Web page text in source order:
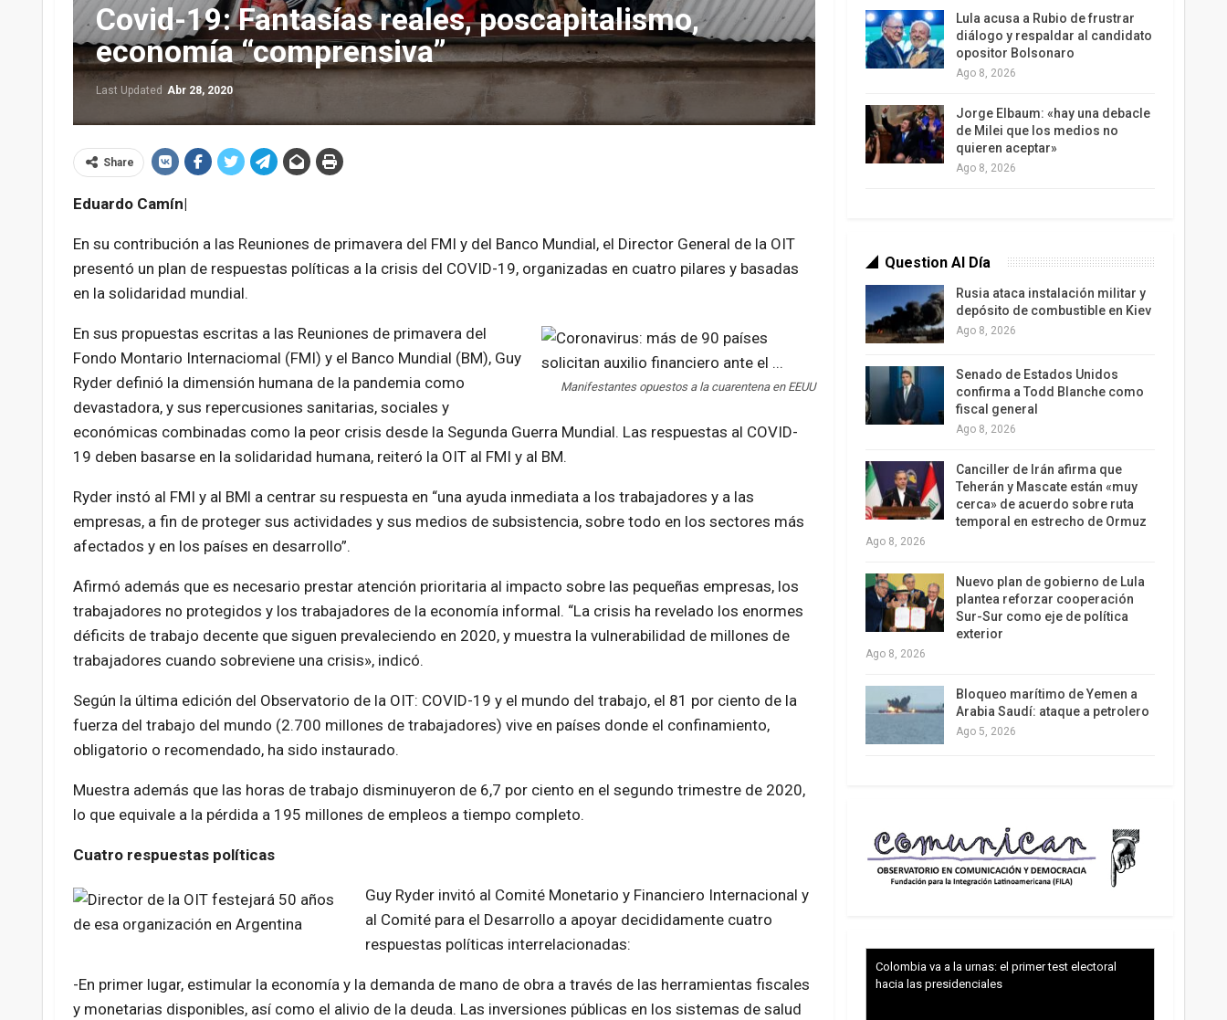
Covid-19: Fantasías reales, poscapitalismo,
economía “comprensiva”
Last Updated Abr 28, 2020
Share
Eduardo Camín|
En su contribución a las Reuniones de primavera del FMI y del Banco Mundial, el Director General de la OIT
presentó un plan de respuestas políticas a la crisis del COVID-19, organizadas en cuatro pilares y basadas
en la solidaridad mundial.
Manifestantes opuestos a la cuarentena en EEUU
En sus propuestas escritas a las Reuniones de primavera del
Fondo Montario Internaciomal (FMI) y el Banco Mundial (BM), Guy
Ryder definió la dimensión humana de la pandemia como
devastadora, y sus repercusiones sanitarias, sociales y
económicas combinadas como la peor crisis desde la Segunda Guerra Mundial. Las respuestas al COVID-
19 deben basarse en la solidaridad humana, reiteró la OIT al FMI y al BM.
Ryder instó al FMI y al BMl a centrar su respuesta en “una ayuda inmediata a los trabajadores y a las
empresas, a fin de proteger sus actividades y sus medios de subsistencia, sobre todo en los sectores más
afectados y en los países en desarrollo”.
Afirmó además que es necesario prestar atención prioritaria al impacto sobre las pequeñas empresas, los
trabajadores no protegidos y los trabajadores de la economía informal. “La crisis ha revelado los enormes
déficits de trabajo decente que siguen prevaleciendo en 2020, y muestra la vulnerabilidad de millones de
trabajadores cuando sobreviene una crisis», indicó.
Según la última edición del Observatorio de la OIT: COVID-19 y el mundo del trabajo, el 81 por ciento de la
fuerza del trabajo del mundo (2.700 millones de trabajadores) vive en países donde el confinamiento,
obligatorio o recomendado, ha sido instaurado.
Muestra además que las horas de trabajo disminuyeron de 6,7 por ciento en el segundo trimestre de 2020,
lo que equivale a la pérdida a 195 millones de empleos a tiempo completo.
Cuatro respuestas políticas
Guy Ryder invitó al Comité Monetario y Financiero Internacional y
al Comité para el Desarrollo a apoyar decididamente cuatro
respuestas políticas interrelacionadas:
-En primer lugar, estimular la economía y la demanda de mano de obra a través de las herramientas fiscales
y monetarias disponibles, así como el alivio de la deuda. Las inversiones públicas en los sistemas de salud
Lula acusa a Rubio de frustrar
diálogo y respaldar al candidato
opositor Bolsonaro
Ago 8, 2026
Jorge Elbaum: «hay una debacle
de Milei que los medios no
quieren aceptar»
Ago 8, 2026
Question Al Día
Rusia ataca instalación militar y
depósito de combustible en Kiev
Ago 8, 2026
Senado de Estados Unidos
confirma a Todd Blanche como
fiscal general
Ago 8, 2026
Canciller de Irán afirma que
Teherán y Mascate están «muy
cerca» de acuerdo sobre ruta
temporal en estrecho de Ormuz
Ago 8, 2026
Nuevo plan de gobierno de Lula
plantea reforzar cooperación
Sur-Sur como eje de política
exterior
Ago 8, 2026
Bloqueo marítimo de Yemen a
Arabia Saudí: ataque a petrolero
Ago 5, 2026
Colombia va a la urnas: el primer test electoral
hacia las presidenciales